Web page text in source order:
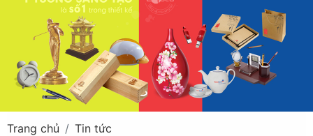
Trang chủ Tin tức